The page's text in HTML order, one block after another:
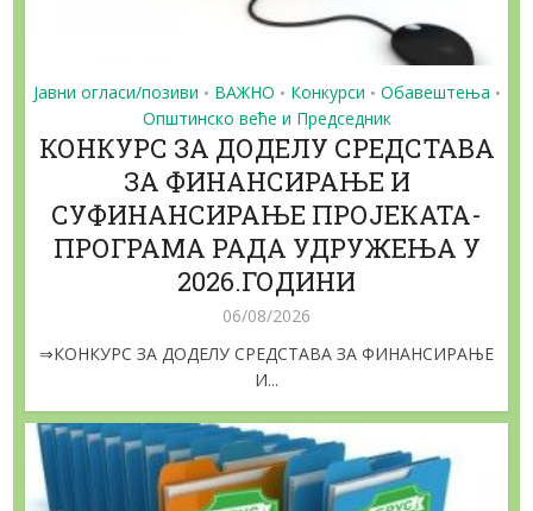
Јавни огласи/позиви • ВАЖНО • Конкурси • Обавештења •
Општинско веће и Председник
КОНКУРС ЗА ДОДЕЛУ СРЕДСТАВА
ЗА ФИНАНСИРАЊЕ И
СУФИНАНСИРАЊЕ ПРОЈЕКАТА-
ПРОГРАМА РАДА УДРУЖЕЊА У
2026.ГОДИНИ
06/08/2026
⇒КОНКУРС ЗА ДОДЕЛУ СРЕДСТАВА ЗА ФИНАНСИРАЊЕ
И...